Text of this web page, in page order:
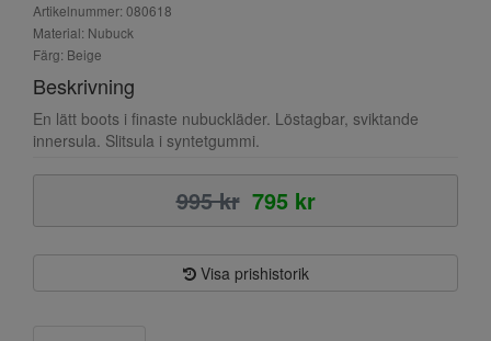
Artikelnummer: 080618
Material: Nubuck
Färg: Beige
Beskrivning
En lätt boots i finaste nubuckläder. Löstagbar, sviktande
innersula. Slitsula i syntetgummi.
995 kr 795 kr
Visa prishistorik